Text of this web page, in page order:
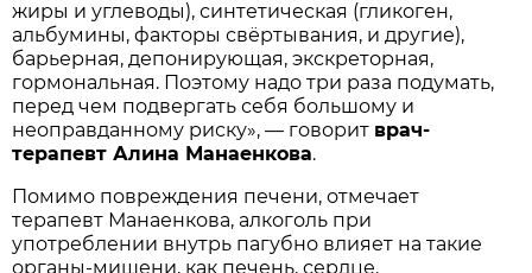
жиры и углеводы), синтетическая (гликоген,
альбумины, факторы свёртывания, и другие),
барьерная, депонирующая, экскреторная,
гормональная. Поэтому надо три раза подумать,
перед чем подвергать себя большому и
неоправданному риску», — говорит врач-
терапевт Алина Манаенкова.
Помимо повреждения печени, отмечает
терапевт Манаенкова, алкоголь при
употреблении внутрь пагубно влияет на такие
органы-мишени, как печень, сердце,